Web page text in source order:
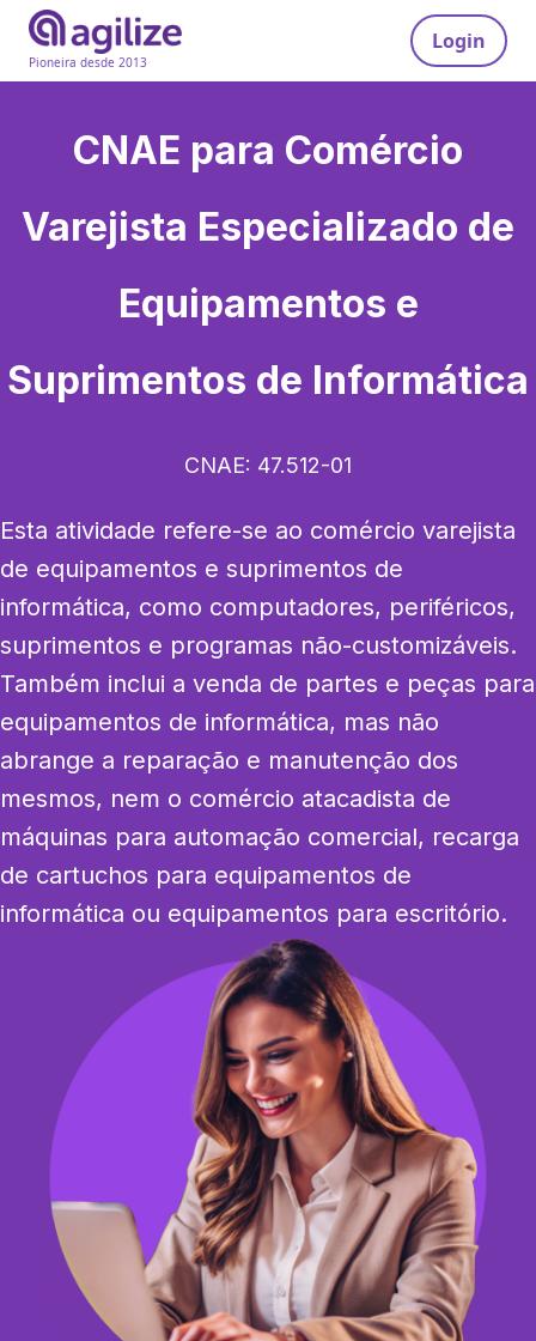
Pioneira desde 2013
Login
CNAE para Comércio
Varejista Especializado de
Equipamentos e
Suprimentos de Informática
CNAE: 47.512-01
Esta atividade refere-se ao comércio varejista
de equipamentos e suprimentos de
informática, como computadores, periféricos,
suprimentos e programas não-customizáveis.
Também inclui a venda de partes e peças para
equipamentos de informática, mas não
abrange a reparação e manutenção dos
mesmos, nem o comércio atacadista de
máquinas para automação comercial, recarga
de cartuchos para equipamentos de
informática ou equipamentos para escritório.